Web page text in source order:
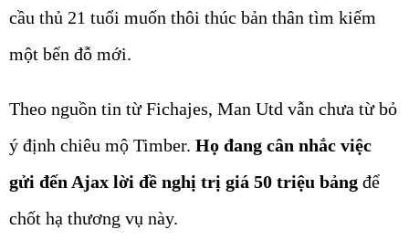
cầu thủ 21 tuổi muốn thôi thúc bản thân tìm kiếm
một bến đỗ mới.
Theo nguồn tin từ Fichajes, Man Utd vẫn chưa từ bỏ
ý định chiêu mộ Timber. Họ đang cân nhắc việc
gửi đến Ajax lời đề nghị trị giá 50 triệu bảng để
chốt hạ thương vụ này.